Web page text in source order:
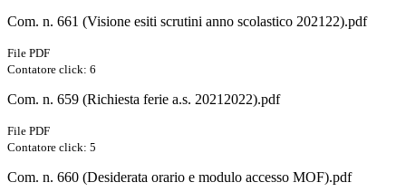
Com. n. 661 (Visione esiti scrutini anno scolastico 202122).pdf
File PDF
Contatore click: 6
Com. n. 659 (Richiesta ferie a.s. 20212022).pdf
File PDF
Contatore click: 5
Com. n. 660 (Desiderata orario e modulo accesso MOF).pdf